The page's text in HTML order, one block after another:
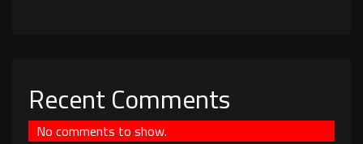
Recent Comments
No comments to show.